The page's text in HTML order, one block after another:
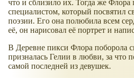
что и сблизило их. Тогда же Флора
специалистом, который посвятил
поэзии. Его она полюбила всем
её, он нарисовал её портрет и
В Деревне пикси Флора поборола
призналась Гелии в любви, за что
самой последней из девушек.